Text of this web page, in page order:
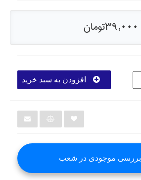
39,000تومان
افزودن به سبد خرید
بررسی موجودی در شعب